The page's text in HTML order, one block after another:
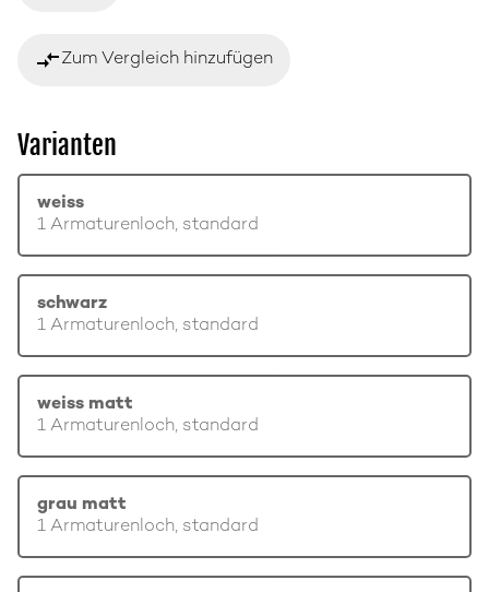
compare_arrowsZum Vergleich hinzufügen
Varianten
weiss
1 Armaturenloch, standard
schwarz
1 Armaturenloch, standard
weiss matt
1 Armaturenloch, standard
grau matt
1 Armaturenloch, standard